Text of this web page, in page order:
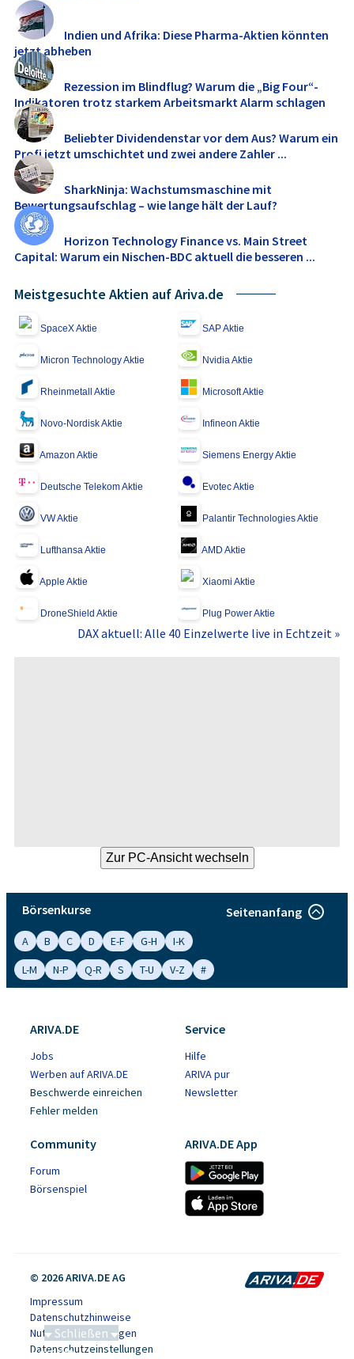
Indien und Afrika: Diese Pharma-Aktien könnten
jetzt abheben
Rezession im Blindflug? Warum die „Big Four“-
Indikatoren trotz starkem Arbeitsmarkt Alarm schlagen
Beliebter Dividendenstar vor dem Aus? Warum ein
Profi jetzt umschichtet und zwei andere Zahler ...
SharkNinja: Wachstumsmaschine mit
Bewertungsaufschlag – wie lange hält der Lauf?
Horizon Technology Finance vs. Main Street
Capital: Warum ein Nischen-BDC aktuell die besseren ...
Meistgesuchte Aktien auf Ariva.de
SpaceX Aktie SAP Aktie
Micron Technology Aktie Nvidia Aktie
Rheinmetall Aktie Microsoft Aktie
Novo-Nordisk Aktie Infineon Aktie
Amazon Aktie Siemens Energy Aktie
Deutsche Telekom Aktie Evotec Aktie
VW Aktie Palantir Technologies Aktie
Lufthansa Aktie AMD Aktie
Apple Aktie Xiaomi Aktie
DroneShield Aktie Plug Power Aktie
DAX aktuell: Alle 40 Einzelwerte live in Echtzeit »
Börsenkurse Seitenanfang
A B C D E-F G-H
I-K
L-M
N-P Q-R S T-U V-Z #
ARIVA.DE
Jobs
Werben auf ARIVA.DE
Beschwerde einreichen
Fehler melden
Service
Hilfe
ARIVA pur
Newsletter
Community
Forum
Börsenspiel
ARIVA.DE App
© 2026 ARIVA.DE AG
Impressum
Datenschutzhinweise
Nutzungsbedingungen
Datenschutzeinstellungen
Schließen
Saga bei 0,53 CAD